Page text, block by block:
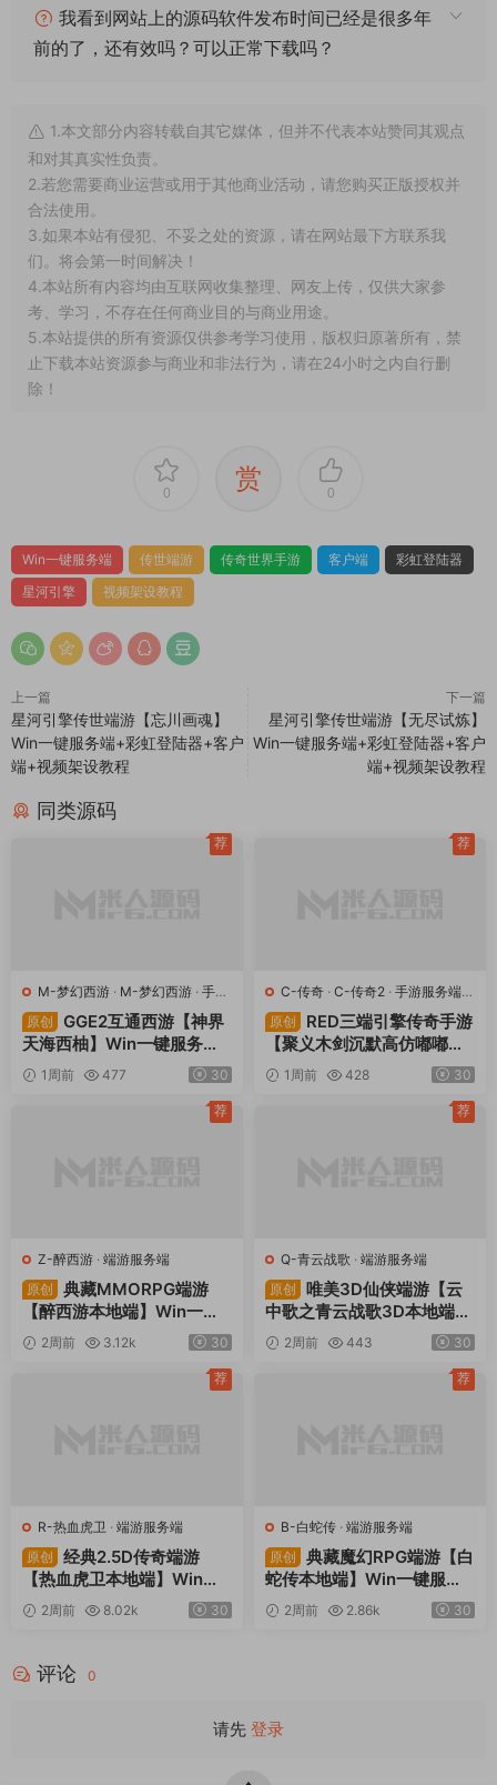
我看到网站上的源码软件发布时间已经是很多年
前的了，还有效吗？可以正常下载吗？
1.本文部分内容转载自其它媒体，但并不代表本站赞同其观点
和对其真实性负责。
2.若您需要商业运营或用于其他商业活动，请您购买正版授权并
合法使用。
3.如果本站有侵犯、不妥之处的资源，请在网站最下方联系我
们。将会第一时间解决！
4.本站所有内容均由互联网收集整理、网友上传，仅供大家参
考、学习，不存在任何商业目的与商业用途。
5.本站提供的所有资源仅供参考学习使用，版权归原著所有，禁
止下载本站资源参与商业和非法行为，请在24小时之内自行删
除！
0 赏 0
Win一键服务端 传世端游 传奇世界手游 客户端
彩虹登陆器
星河引擎
视频架设教程
上一篇
星河引擎传世端游【忘川画魂】
Win一键服务端+彩虹登陆器+客户
端+视频架设教程
下一篇
星河引擎传世端游【无尽试炼】
Win一键服务端+彩虹登陆器+客户
端+视频架设教程
同类源码
M-梦幻西游 · M-梦幻西游 · 手游
服务端
端游服务端
原创
GGE2互通西游【神界
天海西柚】Win一键服务端
+安卓苹果PC三端+内置GM
工具+全套源码+视频架设教
1周前 477 30
荐
C-传奇 · C-传奇2 · 手游服务端·
端游服务端
原创
RED三端引擎传奇手游
【聚义木剑沉默高仿嘟嘟沉
默】Win一键服务端+安卓苹
果PC三端+视频架设教程
1周前 428 30
荐
Z-醉西游 · 端游服务端
原创
典藏MMORPG端游
【醉西游本地端】Win一键
服务端+PC客户端+GM后台
+视频架设教程
2周前 3.12k 30
荐
Q-青云战歌 · 端游服务端
原创
唯美3D仙侠端游【云
中歌之青云战歌3D本地端】
Win一键服务端+PC客户端+
GM工具+视频架设教程
2周前 443 30
荐
R-热血虎卫 · 端游服务端
原创
经典2.5D传奇端游
【热血虎卫本地端】Win一
键服务端+PC客户端+视频
架设教程
2周前 8.02k 30
荐
B-白蛇传 · 端游服务端
原创
典藏魔幻RPG端游【白
蛇传本地端】Win一键服务
端+PC客户端+GM工具+视
频架设教程
2周前 2.86k 30
荐
评论 0
请先 登录